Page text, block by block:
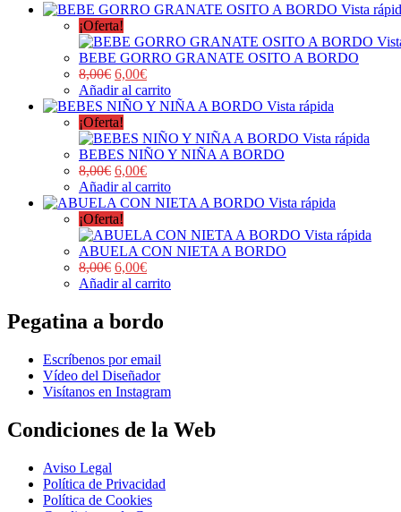
Vista
¡Oferta!
BEBE GORRO GRANATE OSITO A BORDO
8,00€ 6,00€
Añadir al carrito
Vista rápida
¡Oferta!
Vista rápida
BEBES NIÑO Y NIÑA A BORDO
8,00€ 6,00€
Añadir al carrito
Vista rápida
¡Oferta!
Vista rápida
ABUELA CON NIETA A BORDO
8,00€ 6,00€
Añadir al carrito
Pegatina a bordo
Escríbenos por email
Vídeo del Diseñador
Visítanos en Instagram
Condiciones de la Web
Aviso Legal
Política de Privacidad
Política de Cookies